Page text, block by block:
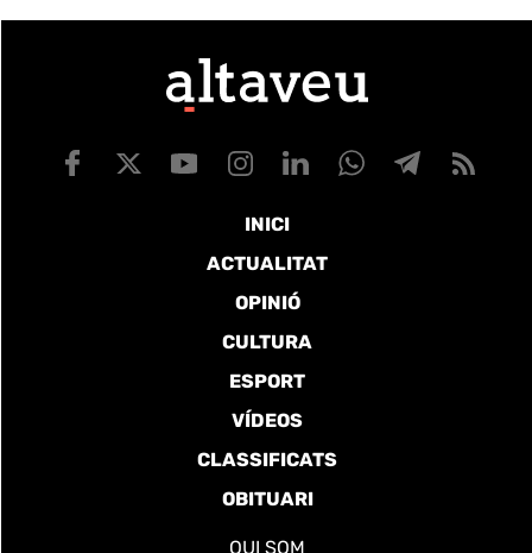
INICI
ACTUALITAT
OPINIÓ
CULTURA
ESPORT
VÍDEOS
CLASSIFICATS
OBITUARI
QUI SOM